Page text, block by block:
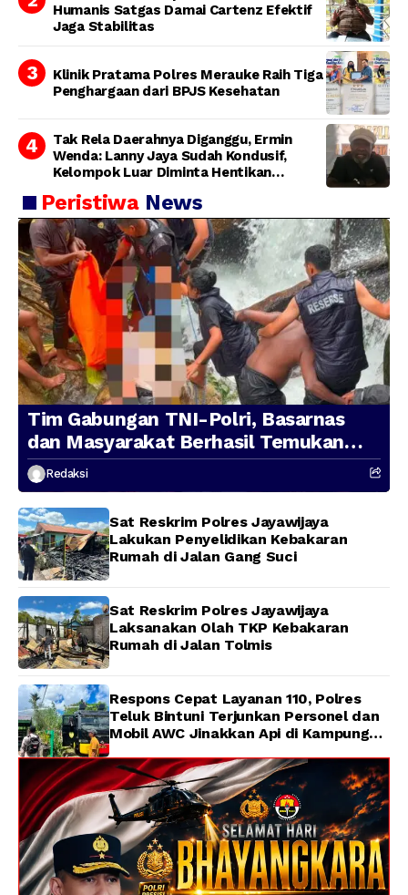
Humanis Satgas Damai Cartenz Efektif
Jaga Stabilitas
Klinik Pratama Polres Merauke Raih Tiga
Penghargaan dari BPJS Kesehatan
Tak Rela Daerahnya Diganggu, Ermin
Wenda: Lanny Jaya Sudah Kondusif,
Kelompok Luar Diminta Hentikan
Peristiwa News
Tim Gabungan TNI-Polri, Basarnas
dan Masyarakat Berhasil Temukan
Presenter TVRI Papua Barat yang
Hilang di Sungai Memti
Redaksi
Sat Reskrim Polres Jayawijaya
Lakukan Penyelidikan Kebakaran
Rumah di Jalan Gang Suci
Sat Reskrim Polres Jayawijaya
Laksanakan Olah TKP Kebakaran
Rumah di Jalan Tolmis
Respons Cepat Layanan 110, Polres
Teluk Bintuni Terjunkan Personel dan
Mobil AWC Jinakkan Api di Kampung